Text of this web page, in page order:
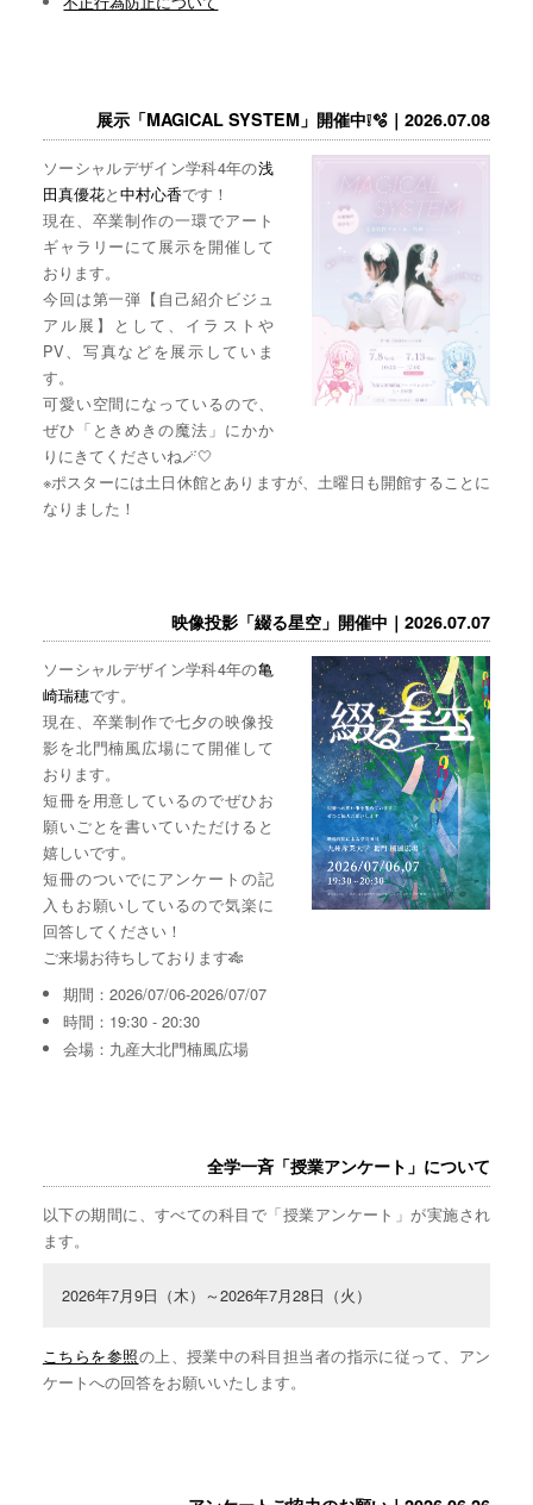
展示「MAGICAL SYSTEM」開催中❕🫧｜2026.07.08
ソーシャルデザイン学科4年の浅
田真優花と中村心香です！
現在、卒業制作の一環でアート
ギャラリーにて展示を開催して
おります。
今回は第一弾【自己紹介ビジュ
アル展】として、イラストや
PV、写真などを展示していま
す。
可愛い空間になっているので、
ぜひ「ときめきの魔法」にかか
りにきてくださいね🪄🤍
※ポスターには土日休館とありますが、土曜日も開館することに
なりました！
映像投影「綴る星空」開催中｜2026.07.07
ソーシャルデザイン学科4年の亀
崎瑞穂です。
現在、卒業制作で七夕の映像投
影を北門楠風広場にて開催して
おります。
短冊を用意しているのでぜひお
願いごとを書いていただけると
嬉しいです。
短冊のついでにアンケートの記
入もお願いしているので気楽に
回答してください！
ご来場お待ちしております🎋
期間：2026/07/06-2026/07/07
時間：19:30 - 20:30
会場：九産大北門楠風広場
全学一斉「授業アンケート」について
以下の期間に、すべての科目で「授業アンケート」が実施され
ます。
2026年7月9日（木）～2026年7月28日（火）
こちらを参照の上、授業中の科目担当者の指示に従って、アン
ケートへの回答をお願いいたします。